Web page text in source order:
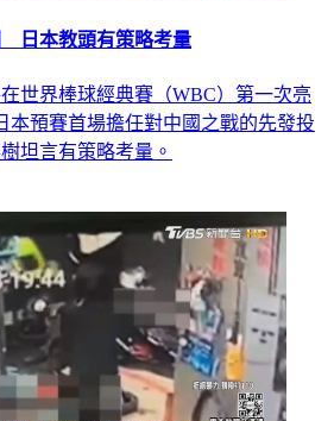
日本教頭有策略考量
世界棒球經典賽（WBC）第一次亮
本預賽首場擔任對中國之戰的先發投
坦言有策略考量。